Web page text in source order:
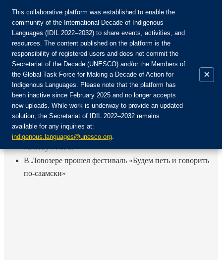
Присоединяйтесь к сообществу:
Авторизоваться
EN
FR
Назад
Activity / Event
В Ловозере прошел фестиваль «Будем петь и говорить
по-саамски»
This collaborative platform was established to enable the
community of the International Decade of Indigenous
Languages (IDIL 2022–2032) to share events, activities, and
resources. The content published on the platform is the
responsibility of registered users and does not commit the
Secretariat of the Decade (UNESCO) and/or the Members of
the Global Task Force for Making a Decade of Action for
Indigenous Languages. Please note that the platform has
been inactive since February 2025 and no longer accepts
new uploads. While work is underway to provide an updated
solution, the Secretariat of IDIL 2022–2032 remains
available for any inquiries at:
indigenous.languages@unesco.org.
×